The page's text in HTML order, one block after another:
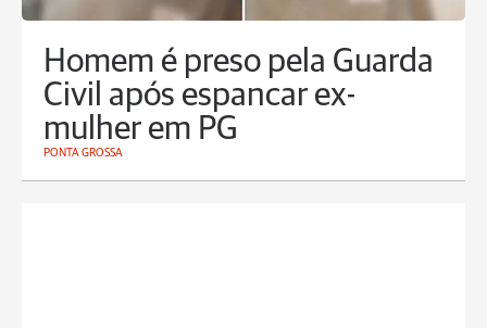
Homem é preso pela Guarda
Civil após espancar ex-
mulher em PG
PONTA GROSSA